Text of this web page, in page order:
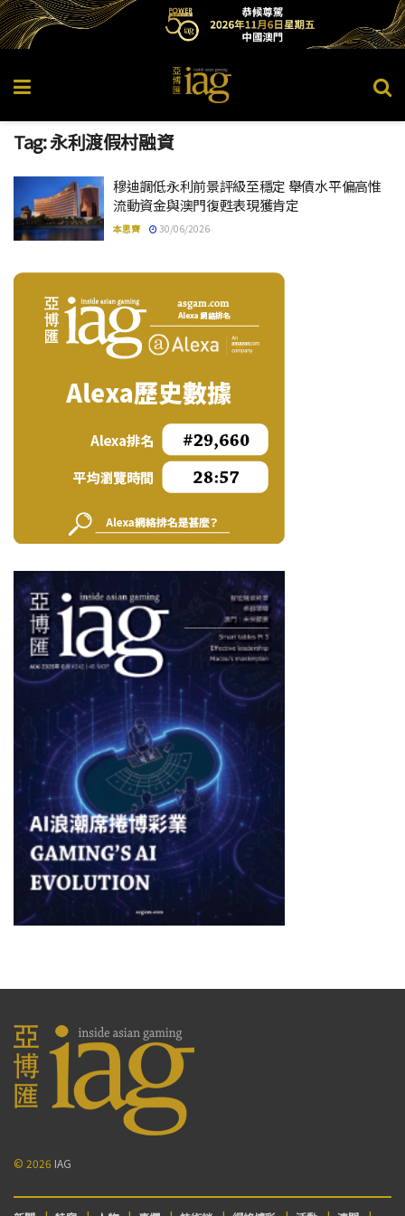
Tag:永利渡假村融資
穆迪調低永利前景評級至穩定 舉債水平偏高惟
流動資金與澳門復甦表現獲肯定
本思齊 30/06/2026
© 2026 IAG